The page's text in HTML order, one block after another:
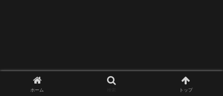
ホーム トップ